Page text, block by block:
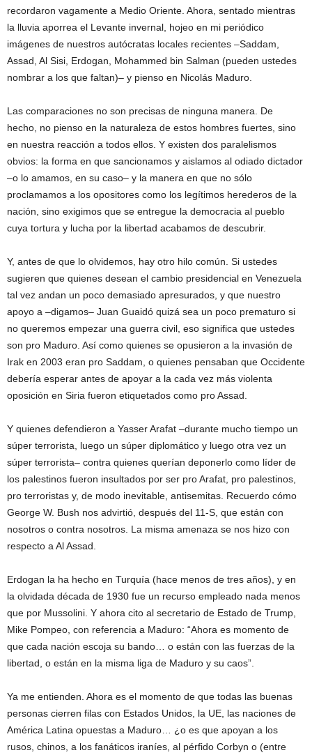
recordaron vagamente a Medio Oriente. Ahora, sentado mientras
la lluvia aporrea el Levante invernal, hojeo en mi periódico
imágenes de nuestros autócratas locales recientes –Saddam,
Assad, Al Sisi, Erdogan, Mohammed bin Salman (pueden ustedes
nombrar a los que faltan)– y pienso en Nicolás Maduro.
Las comparaciones no son precisas de ninguna manera. De
hecho, no pienso en la naturaleza de estos hombres fuertes, sino
en nuestra reacción a todos ellos. Y existen dos paralelismos
obvios: la forma en que sancionamos y aislamos al odiado dictador
–o lo amamos, en su caso– y la manera en que no sólo
proclamamos a los opositores como los legítimos herederos de la
nación, sino exigimos que se entregue la democracia al pueblo
cuya tortura y lucha por la libertad acabamos de descubrir.
Y, antes de que lo olvidemos, hay otro hilo común. Si ustedes
sugieren que quienes desean el cambio presidencial en Venezuela
tal vez andan un poco demasiado apresurados, y que nuestro
apoyo a –digamos– Juan Guaidó quizá sea un poco prematuro si
no queremos empezar una guerra civil, eso significa que ustedes
son pro Maduro. Así como quienes se opusieron a la invasión de
Irak en 2003 eran pro Saddam, o quienes pensaban que Occidente
debería esperar antes de apoyar a la cada vez más violenta
oposición en Siria fueron etiquetados como pro Assad.
Y quienes defendieron a Yasser Arafat –durante mucho tiempo un
súper terrorista, luego un súper diplomático y luego otra vez un
súper terrorista– contra quienes querían deponerlo como líder de
los palestinos fueron insultados por ser pro Arafat, pro palestinos,
pro terroristas y, de modo inevitable, antisemitas. Recuerdo cómo
George W. Bush nos advirtió, después del 11-S, que están con
nosotros o contra nosotros. La misma amenaza se nos hizo con
respecto a Al Assad.
Erdogan la ha hecho en Turquía (hace menos de tres años), y en
la olvidada década de 1930 fue un recurso empleado nada menos
que por Mussolini. Y ahora cito al secretario de Estado de Trump,
Mike Pompeo, con referencia a Maduro: “Ahora es momento de
que cada nación escoja su bando… o están con las fuerzas de la
libertad, o están en la misma liga de Maduro y su caos”.
Ya me entienden. Ahora es el momento de que todas las buenas
personas cierren filas con Estados Unidos, la UE, las naciones de
América Latina opuestas a Maduro… ¿o es que apoyan a los
rusos, chinos, a los fanáticos iraníes, al pérfido Corbyn o (entre